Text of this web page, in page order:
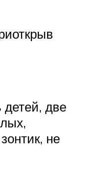
детей, две
не